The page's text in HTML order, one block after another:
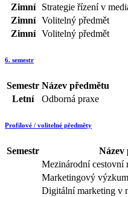
Zimní
Strategie řízení v
Zimní
Volitelný předmět
Zimní
Volitelný předmět
6. semestr
Semestr Název předmětu
Letní
Odborná praxe
Profilové / volitelné předměty
Semestr
Název
Mezinárodní cestovní
Marketingový
Digitální marketing v